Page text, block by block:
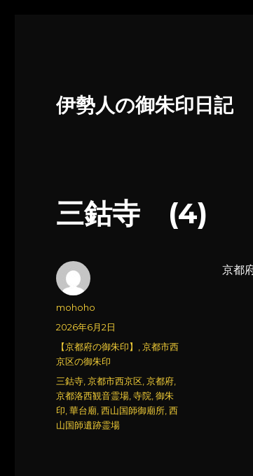
伊勢人の御朱印日記
三鈷寺 (4)
京都
投
mohoho
投
稿
日:
2026年6月2日
カ
テ
ゴ
リ
ー
【京都府の御朱印】 ,京都市西
京区の御朱印
タ
グ
三鈷寺 ,京都市西京区 ,京都府
京都洛西観音霊場 ,寺院 ,御朱
印 ,華台廟 ,西山国師御廟所 ,西
山国師遺跡霊場